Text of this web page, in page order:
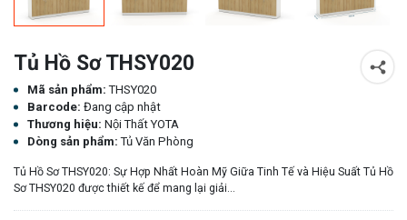
Tủ Hồ Sơ THSY020
Mã sản phẩm:THSY020
Barcode: Đang cập nhật
Thương hiệu: Nội Thất YOTA
Dòng sản phẩm:Tủ Văn Phòng
Tủ Hồ Sơ THSY020: Sự Hợp Nhất Hoàn Mỹ Giữa Tinh Tế và Hiệu Suất Tủ Hồ
Sơ THSY020 được thiết kế để mang lại giải...